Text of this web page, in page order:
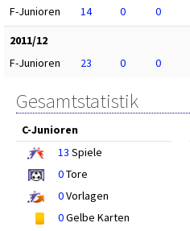
F-Junioren
14 0 0
2011/12
F-Junioren
23 0 0
Gesamtstatistik
C-Junioren
13 Spiele
0Tore
0Vorlagen
0Gelbe Karten